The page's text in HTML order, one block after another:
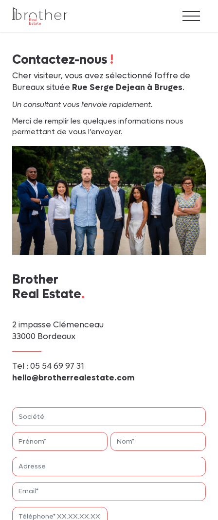
Achat
Location
Bureaux Opérés
Investissement
Notre métier
Notre accompagnement
L’équipe
Confiez-nous votre bien
Nous contacter
Contactez-nous !
Cher visiteur, vous avez sélectionné l'offre de
Bureaux située Rue Serge Dejean à Bruges.
Un consultant vous l'envoie rapidement.
Merci de remplir les quelques informations nous
permettant de vous l’envoyer.
Brother
Real Estate.
2 impasse Clémenceau
33000 Bordeaux
Tel : 05 54 69 97 31
hello@brotherrealestate.com